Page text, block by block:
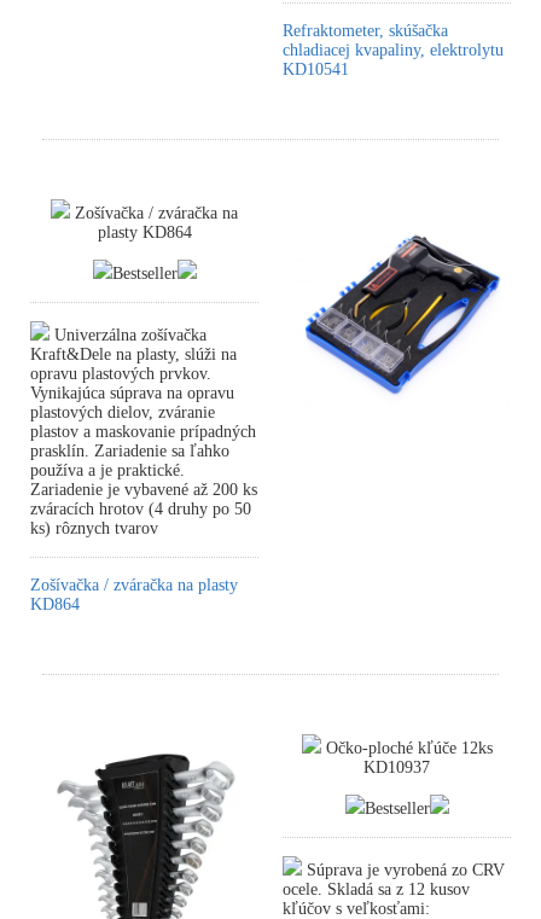
Refraktometer, skúšačka
chladiacej kvapaliny, elektrolytu
KD10541
Zošívačka / zváračka na
plasty KD864
Bestseller
Univerzálna zošívačka
Kraft&Dele na plasty, slúži na
opravu plastových prvkov.
Vynikajúca súprava na opravu
plastových dielov, zváranie
plastov a maskovanie prípadných
prasklín. Zariadenie sa ľahko
používa a je praktické.
Zariadenie je vybavené až 200 ks
zváracích hrotov (4 druhy po 50
ks) rôznych tvarov
Zošívačka / zváračka na plasty
KD864
Očko-ploché kľúče 12ks
KD10937
Bestseller
Súprava je vyrobená zo CRV
ocele. Skladá sa z 12 kusov
kľúčov s veľkosťami: